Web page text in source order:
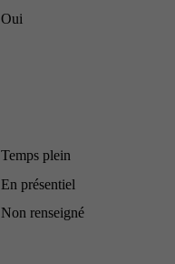
Oui
Temps plein
En présentiel
Non renseigné